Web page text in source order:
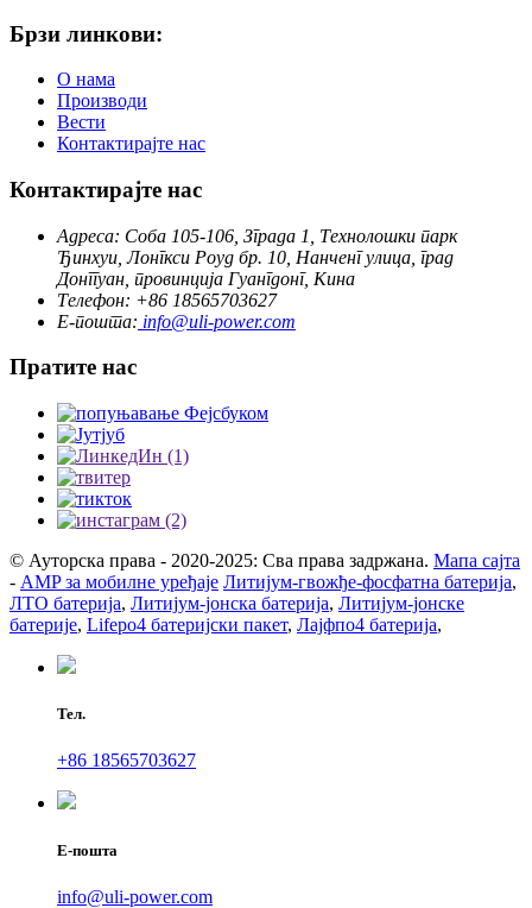
Брзи линкови:
О нама
Производи
Вести
Контактирајте нас
Контактирајте нас
Адреса: Соба 105-106, Зграда 1, Технолошки парк
Ђинхуи, Лонгкси Роуд бр. 10, Нанченг улица, град
Донггуан, провинција Гуангдонг, Кина
Телефон: +86 18565703627
Е-пошта: info@uli-power.com
Пратите нас
© Ауторска права - 2020-2025: Сва права задржана. Мапа сајта
- AMP за мобилне уређаје Литијум-гвожђе-фосфатна батерија,
ЛТО батерија, Литијум-јонска батерија, Литијум-јонске
батерије, Lifepo4 батеријски пакет, Лајфпо4 батерија,
Тел.
+86 18565703627
Е-пошта
info@uli-power.com